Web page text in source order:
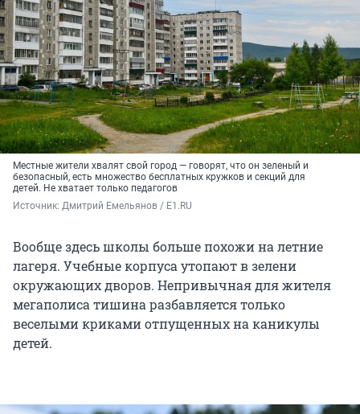
Местные жители хвалят свой город — говорят, что он зеленый и
безопасный, есть множество бесплатных кружков и секций для
детей. Не хватает только педагогов
Источник: Дмитрий Емельянов / E1.RU
Вообще здесь школы больше похожи на летние
лагеря. Учебные корпуса утопают в зелени
окружающих дворов. Непривычная для жителя
мегаполиса тишина разбавляется только
веселыми криками отпущенных на каникулы
детей.